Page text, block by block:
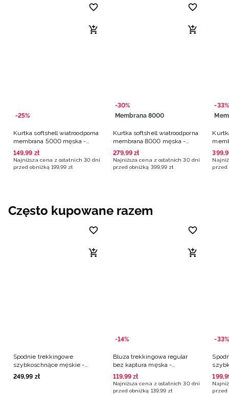
-25%
Kurtka softshell wiatroodporna
membrana 5000 męska -
czarna
149,99 zł
Najniższa cena z ostatnich 30 dni
przed obniżką 199,99 zł
-30%
Membrana 8000
Kurtka softshell wiatroodporna
membrana 8000 męska -
czarna
279,99 zł
Najniższa cena z ostatnich 30 dni
przed obniżką 399,99 zł
-33%
399,
przed
Często kupowane razem
Spodnie trekkingowe
szybkoschnące męskie -
czarne
249,99 zł
-14%
Bluza trekkingowa regular
bez kaptura męska -
pomarańczowa
119,99 zł
Najniższa cena z ostatnich 30 dni
przed obniżką 139,99 zł
-33%
199,
przed